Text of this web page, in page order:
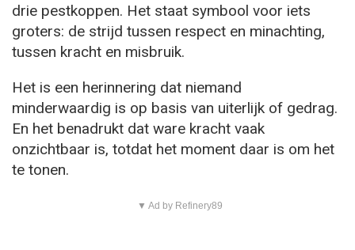
drie pestkoppen. Het staat symbool voor iets
groters: de strijd tussen respect en minachting,
tussen kracht en misbruik.
Het is een herinnering dat niemand
minderwaardig is op basis van uiterlijk of gedrag.
En het benadrukt dat ware kracht vaak
onzichtbaar is, totdat het moment daar is om het
te tonen.
▼ Ad by Refinery89